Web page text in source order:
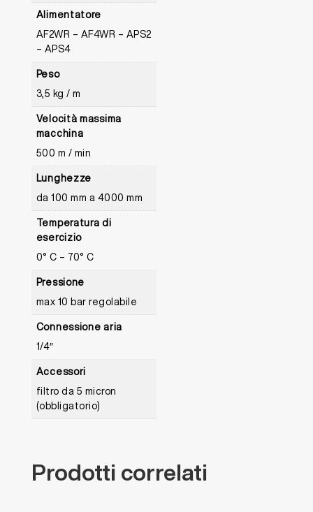
Alimentatore
AF2WR – AF4WR – APS2
– APS4
Peso
3,5 kg / m
Velocità massima
macchina
500 m / min
Lunghezze
da 100 mm a 4000 mm
Temperatura di
esercizio
0° C – 70° C
Pressione
max 10 bar regolabile
Connessione aria
1/4″
Accessori
filtro da 5 micron
(obbligatorio)
Prodotti correlati